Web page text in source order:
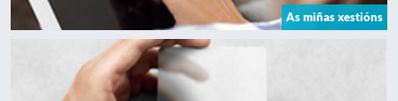
As miñas xestións